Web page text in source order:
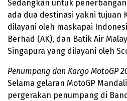
Sedangkan untuk
ada dua destinasi yakni tujuan
dilayani oleh maskapai
Berhad (AK), dan Batik Air
Singapura yang dilayani oleh
Penumpang dan Kargo MotoGP
Selama gelaran MotoGP
pergerakan penumpang di